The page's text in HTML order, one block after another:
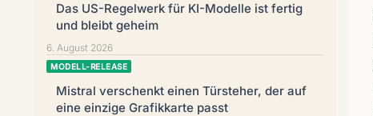
Das US-Regelwerk für KI-Modelle ist fertig
und bleibt geheim
6. August 2026
MODELL-RELEASE
Mistral verschenkt einen Türsteher, der auf
eine einzige Grafikkarte passt